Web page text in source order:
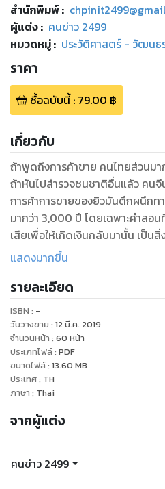
สำนักพิมพ์:
ผู้แต่ง : คนข่าว 2499
หมวดหมู่: ประวัติศาสตร์ - วัฒนธ
ราคา
ซื้อฉบับนี้: 79.00 ฿
เกี่ยวกับ
ถ้าพูดถึงการค้าขาย คนไทยส่วนมา
ถ้าหันไปสำรวจชนชาติอื่นแล้ว คนจี
การค้าการขายของยิวมันตึกผนึก
มากว่า 3,000 ปี โดยเฉพาะคำสอนที่
เสียเพื่อให้เกิดเงินกลับมานั้น เป็น
ราะเเรงกับเวลามีจำกัด เเต่ให้เอาเว
ในขณะที่คนจีน แม้ว่าจะมีจำนวนมา
และมีประชากรมากกว่ายิวหลายเ
ปฎิบัติและความเฉลียวฉลาดการค้า
เพราะคนจีนขายปัจจัย 4 ซึ่งเป็นสิ่ง
คนยิวจะเน้นหาเงินจากคนรวย กับห
แสดงมากขึ้น
รายละเอียด
ISBN : -
วันวางขาย : 12 มี.ค. 2019
จำนวนหน้า : 60 หน้า
ประเภทไฟล์: PDF
ขนาดไฟล์: 13.60 MB
ประเทศ: TH
ภาษา : Thai
จากผู้แต่ง
คนข่าว 2499